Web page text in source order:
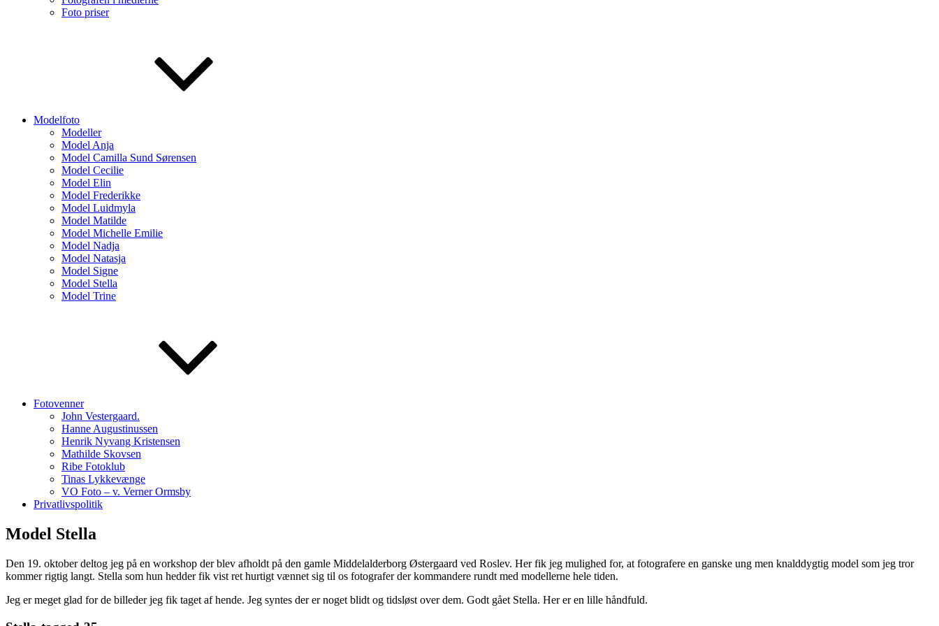
Foto priser
Modelfoto
Modeller
Model Anja
Model Camilla Sund Sørensen
Model Cecilie
Model Elin
Model Frederikke
Model Luidmyla
Model Matilde
Model Michelle Emilie
Model Nadja
Model Natasja
Model Signe
Model Stella
Model Trine
Fotovenner
John Vestergaard.
Hanne Augustinussen
Henrik Nyvang Kristensen
Mathilde Skovsen
Ribe Fotoklub
Tinas Lykkevænge
VO Foto – v. Verner Ormsby
Privatlivspolitik
Model Stella
Den 19. oktober deltog jeg på en workshop der blev afholdt på den gamle Middelalderborg Østergaard ved Roslev. Her fik jeg mulighed for, at fotografere en ganske ung men knalddygtig model som jeg tror
kommer rigtig langt. Stella som hun hedder fik vist ret hurtigt vænnet sig til os fotografer der kommandere rundt med modellerne hele tiden.
Jeg er meget glad for de billeder jeg fik taget af hende. Jeg syntes der er noget blidt og tidsløst over dem. Godt gået Stella. Her er en lille håndfuld.